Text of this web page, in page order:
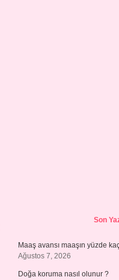
SidebarSon
Maaş avansı maaşın yüzde
Ağustos 7, 2026
Doğa koruma nasıl olunur ?